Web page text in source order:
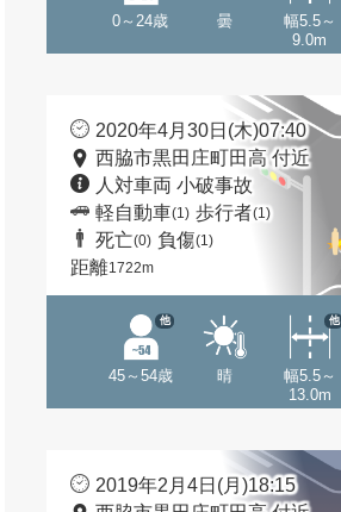
0～24歳 曇
幅5.5～
9.0m
2020年4月30日(木)07:40
西脇市黒田庄町田高 付近
人対車両 小破事故
軽自動車(1) 歩行者(1)
死亡(0) 負傷(1)
距離1722m
45～54歳
他
晴
幅5.5～
13.0m
他
2019年2月4日(月)18:15